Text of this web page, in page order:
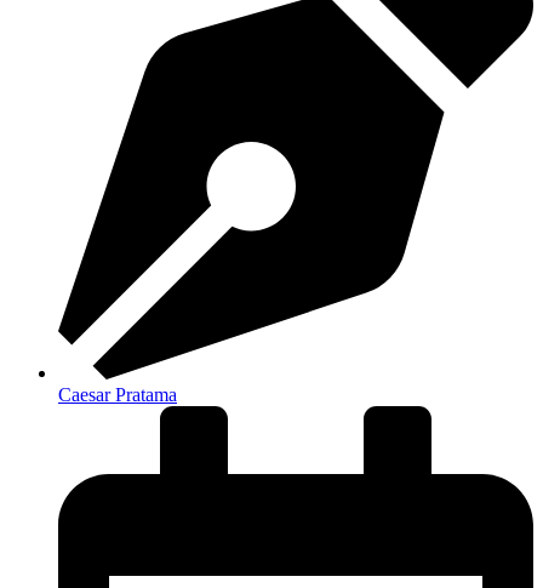
Caesar Pratama